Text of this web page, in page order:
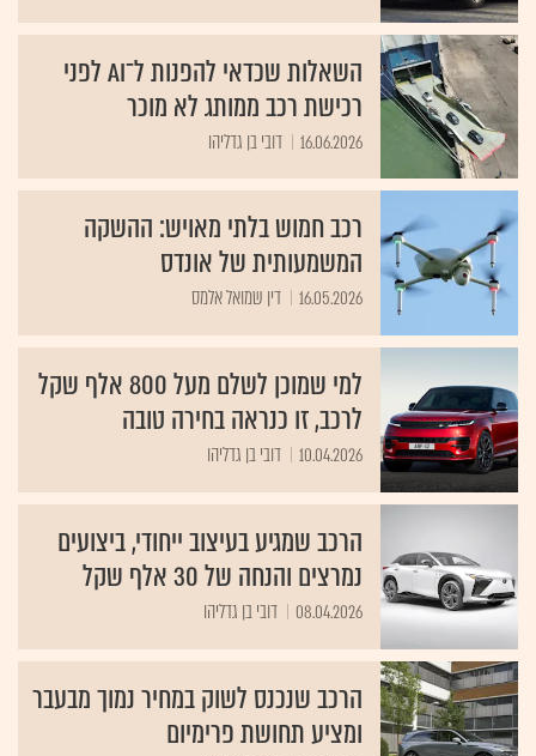
השאלות שכדאי להפנות ל־AI לפני
רכישת רכב ממותג לא מוכר
16.06.2026 דובי בן גדליהו
רכב חמוש בלתי מאויש: ההשקה
המשמעותית של אונדס
16.05.2026 דין שמואל אלמס
למי שמוכן לשלם מעל 800 אלף שקל
לרכב, זו כנראה בחירה טובה
10.04.2026 דובי בן גדליהו
הרכב שמגיע בעיצוב ייחודי, ביצועים
נמרצים והנחה של 30 אלף שקל
08.04.2026 דובי בן גדליהו
הרכב שנכנס לשוק במחיר נמוך מבעבר
ומציע תחושת פרימיום